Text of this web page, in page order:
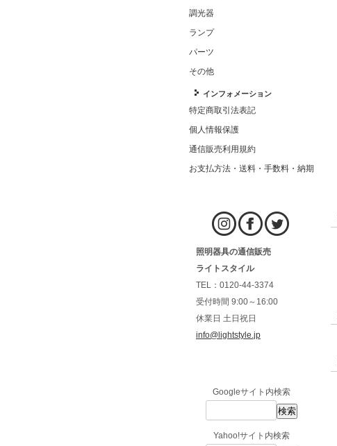
調光器
ランプ
パーツ
その他
インフォメーション
特定商取引法表記
個人情報保護
通信販売利用規約
お支払方法・送料・手数料・納期
照明器具の通信販売
ライトスタイル
TEL：0120-44-3374
受付時間 9:00～16:00
休業日 土日祝日
info@lightstyle.jp
Googleサイト内検索
Yahoo!サイト内検索